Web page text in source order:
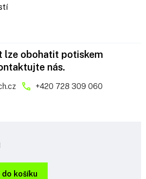
do košíku
lze obohatit potiskem
nás.
+420 728 309 060